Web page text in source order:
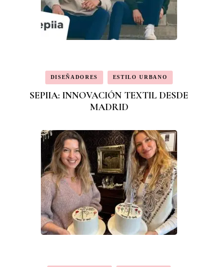
DISEÑADORES ESTILO URBANO
SEPIIA: INNOVACIÓN TEXTIL DESDE
MADRID